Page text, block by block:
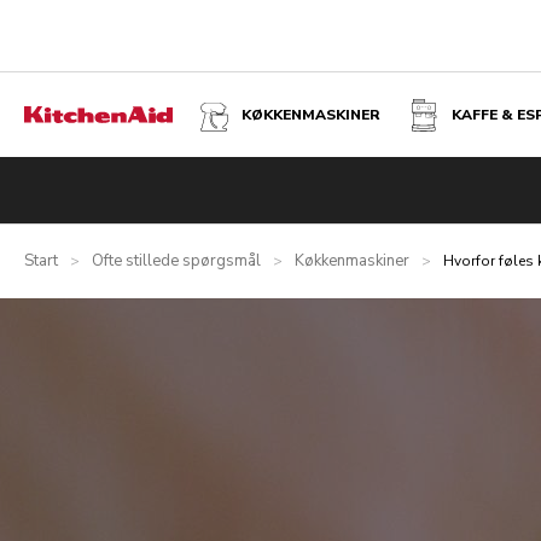
KØKKENMASKINER KAFFE &
Start > Ofte stillede spørgsmål > Køkkenmaskiner > Hvorfor føles